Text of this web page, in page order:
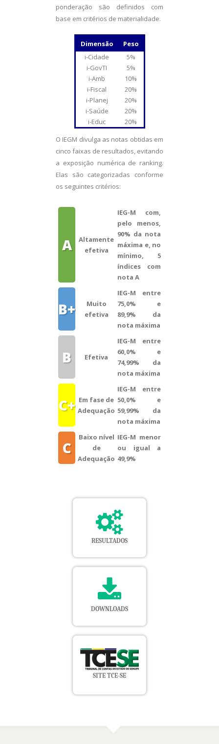
ponderação são definidos com
base em critérios de materialidade.
Dimensão
Peso
i-Cidade
5%
i-GovTI
5%
i-Amb
10%
i-Fiscal
20%
i-Planej
20%
i-Saúde
20%
i-Educ
20%
O IEGM divulga as notas obtidas em
cinco faixas de resultados, evitando
a exposição numérica de ranking.
Elas são categorizadas conforme
os seguintes critérios:
A
Altamente
efetiva
IEG-M com,
pelo menos,
90% da nota
máxima e, no
mínimo, 5
índices com
nota A
B+
Muito
efetiva
IEG-M entre
75,0% e
89,9% da
nota máxima
B Efetiva
IEG-M entre
60,0% e
74,99% da
nota máxima
C+ Em fase de
Adequação
IEG-M entre
50,0% e
59,99% da
nota máxima
C
Baixo nível
de
Adequação
IEG-M menor
ou igual a
49,9%
RESULTADOS
DOWNLOADS
SITE TCE-SE